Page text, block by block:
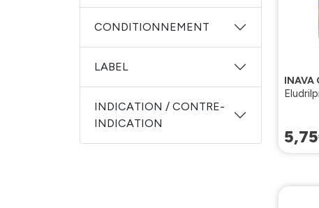
INAVA
5,75
CONDITIONNEMENT
LABEL
INDICATION / CONTRE-
INDICATION